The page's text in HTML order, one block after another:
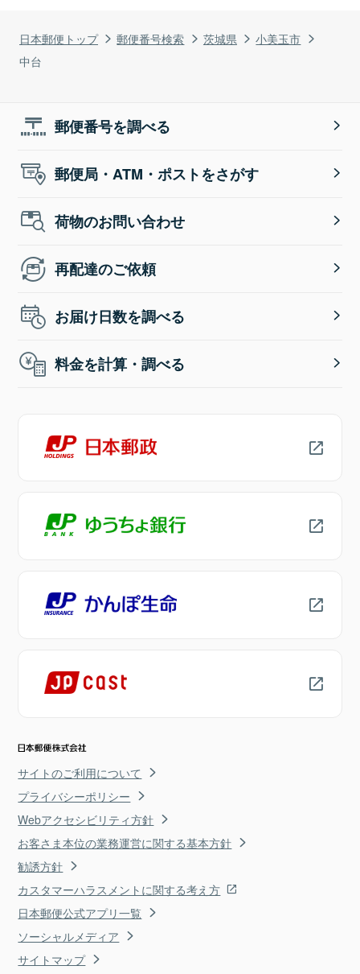
日本郵便トップ 郵便番号検索 茨城県
小美玉市
中台
郵便番号を調べる
郵便局・ATM・ポストをさがす
荷物のお問い合わせ
再配達のご依頼
お届け日数を調べる
料金を計算・調べる
サイトのご利用について
プライバシーポリシー
Webアクセシビリティ方針
お客さま本位の業務運営に関する基本方針
勧誘方針
カスタマーハラスメントに関する考え方
日本郵便公式アプリ一覧
ソーシャルメディア
サイトマップ